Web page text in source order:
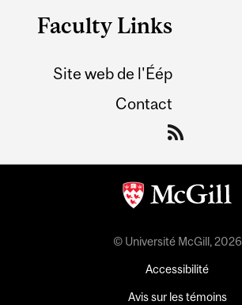
Faculty Links
Site web de l'Éép
Contact
© Université McGill, 2026
Accessibilité
Avis sur les témoins